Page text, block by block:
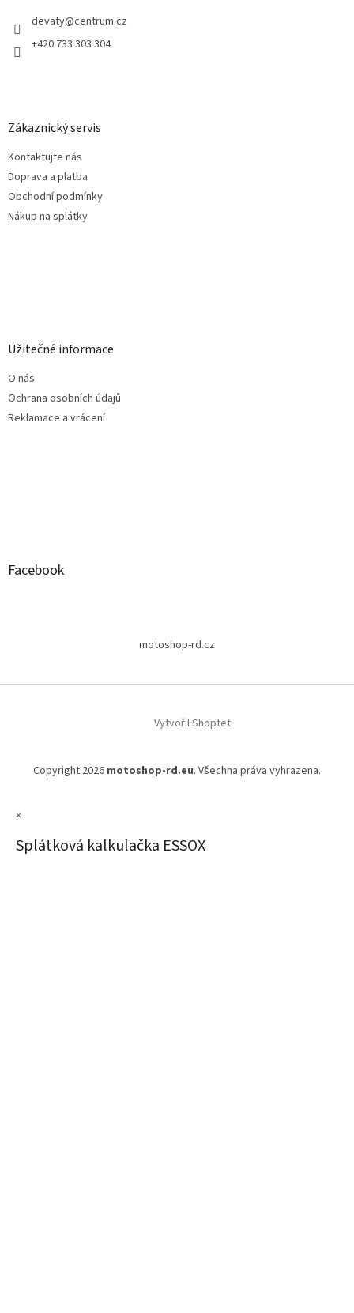
devaty@centrum.cz
+420 733 303 304
Zákaznický servis
Kontaktujte nás
Doprava a platba
Obchodní podmínky
Nákup na splátky
Užitečné informace
O nás
Ochrana osobních údajů
Reklamace a vrácení
Facebook
motoshop-rd.cz
Vytvořil Shoptet
Copyright 2026 motoshop-rd.eu. Všechna práva vyhrazena.
×
Splátková kalkulačka ESSOX